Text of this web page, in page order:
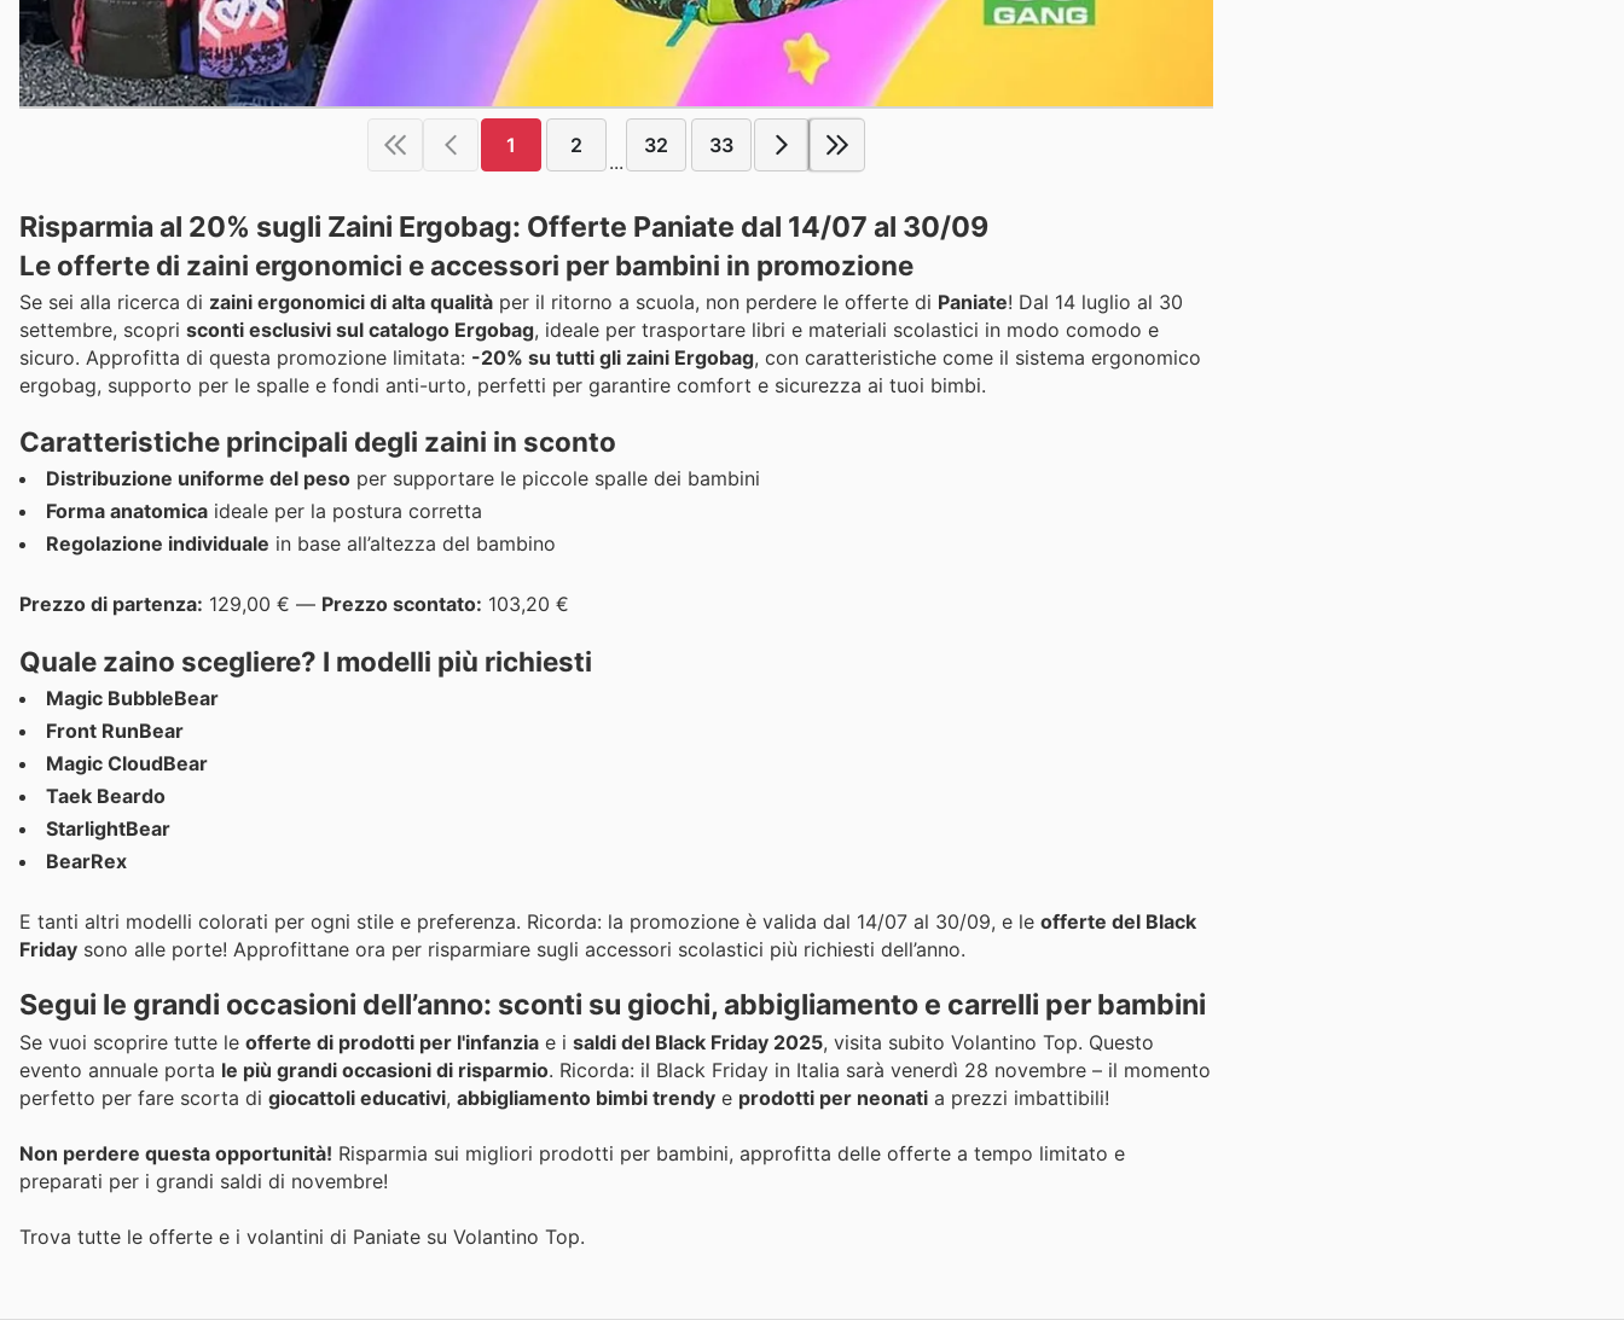
1 2
...
32 33
Risparmia al 20% sugli Zaini Ergobag: Offerte Paniate dal 14/07 al 30/09
Le offerte di zaini ergonomici e accessori per bambini in promozione
Se sei alla ricerca di zaini ergonomici di alta qualità per il ritorno a scuola, non perdere le offerte di Paniate! Dal 14 luglio al 30
settembre, scopri sconti esclusivi sul catalogo Ergobag, ideale per trasportare libri e materiali scolastici in modo comodo e
sicuro. Approfitta di questa promozione limitata: -20% su tutti gli zaini Ergobag, con caratteristiche come il sistema ergonomico
ergobag, supporto per le spalle e fondi anti-urto, perfetti per garantire comfort e sicurezza ai tuoi bimbi.
Caratteristiche principali degli zaini in sconto
Distribuzione uniforme del peso per supportare le piccole spalle dei bambini
Forma anatomica ideale per la postura corretta
Regolazione individuale in base all’altezza del bambino
Prezzo di partenza: 129,00 € — Prezzo scontato: 103,20 €
Quale zaino scegliere? I modelli più richiesti
Magic BubbleBear
Front RunBear
Magic CloudBear
Taek Beardo
StarlightBear
BearRex
E tanti altri modelli colorati per ogni stile e preferenza. Ricorda: la promozione è valida dal 14/07 al 30/09, e le offerte del Black
Friday sono alle porte! Approfittane ora per risparmiare sugli accessori scolastici più richiesti dell’anno.
Segui le grandi occasioni dell’anno: sconti su giochi, abbigliamento e carrelli per bambini
Se vuoi scoprire tutte le offerte di prodotti per l'infanzia e i saldi del Black Friday 2025, visita subito Volantino Top. Questo
evento annuale porta le più grandi occasioni di risparmio. Ricorda: il Black Friday in Italia sarà venerdì 28 novembre – il momento
perfetto per fare scorta di giocattoli educativi, abbigliamento bimbi trendy e prodotti per neonati a prezzi imbattibili!
Non perdere questa opportunità! Risparmia sui migliori prodotti per bambini, approfitta delle offerte a tempo limitato e
preparati per i grandi saldi di novembre!
Trova tutte le offerte e i volantini di Paniate su Volantino Top.